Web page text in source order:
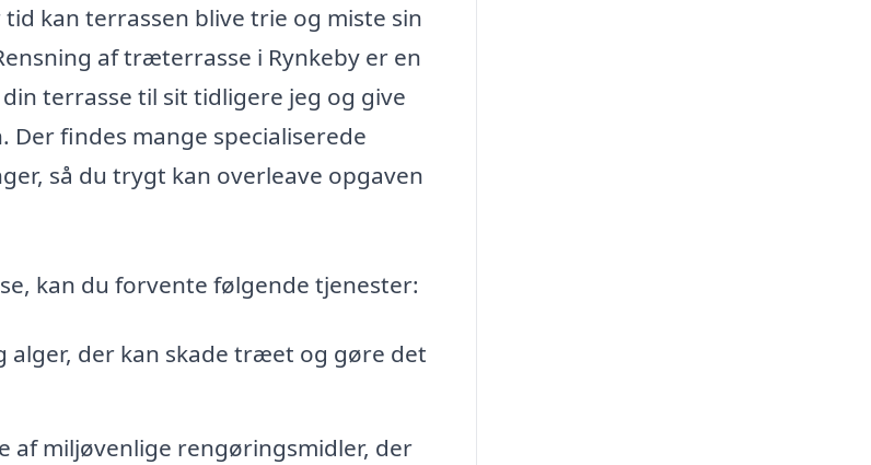
kan terrassen blive trie og miste sin
af træterrasse i Rynkeby er en
terrasse til sit tidligere jeg og give
findes mange specialiserede
så du trygt kan overleave opgaven
kan du forvente følgende tjenester:
alger, der kan skade træet og gøre det
af miljøvenlige rengøringsmidler, der